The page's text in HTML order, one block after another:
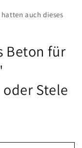
auch dieses
Beton für
Stele